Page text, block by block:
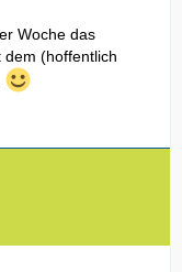
Woche das
(hoffentlich